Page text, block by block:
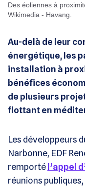
Des éoliennes à proximité de Pontruet (Aisne) / Image :
Wikimedia - Havang.
Au-delà de leur
énergétique, les
installation à
bénéfices
de plusieurs
flottant en
Les développeurs
Narbonne, EDF
remportél’appel
réunions